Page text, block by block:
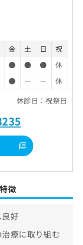
金 土 日
祝
● ● ●
休
● ー ー
休
休診日：祝祭日
徴
好
療に取り組む